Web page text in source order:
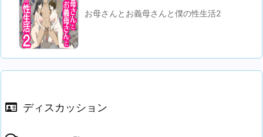
お母さんとお義母さんと僕の性生活2
ディスカッション